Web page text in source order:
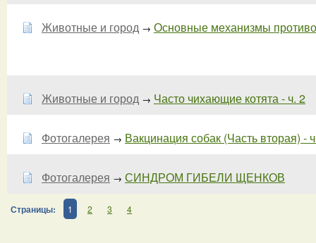
Животные и город → Основные механизмы
Животные и город → Часто чихающие котята - ч. 2
Фотогалерея → Вакцинация собак (Часть вторая) -
Фотогалерея → СИНДРОМ ГИБЕЛИ ЩЕНКОВ
Страницы: 1 2 3 4